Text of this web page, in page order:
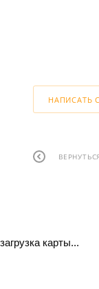
НАПИСАТЬ
загрузка карты...